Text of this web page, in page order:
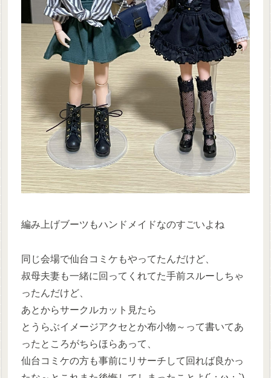
編み上げブーツもハンドメイドなのすごいよね
同じ会場で仙台コミケもやってたんだけど、
叔母夫妻も一緒に回ってくれてた手前スルーしちゃ
ったんだけど、
あとからサークルカット見たら
とうらぶイメージアクセとか布小物～って書いてあ
ったところがちらほらあって、
仙台コミケの方も事前にリサーチして回れば良かっ